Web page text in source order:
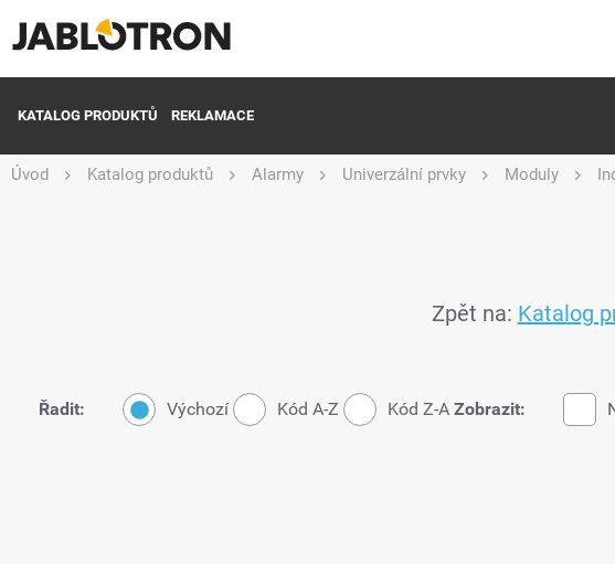
KATALOG PRODUKTŮ REKLAMACE
Úvod Katalog produktů Alarmy Univerzální prvky Moduly
Zpět na: Katalog
Řadit: Výchozí Kód A-Z Kód Z-A Zobrazit: